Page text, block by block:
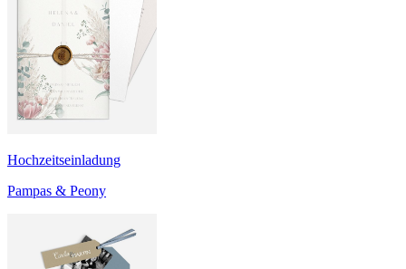
Hochzeitseinladung
Pampas & Peony